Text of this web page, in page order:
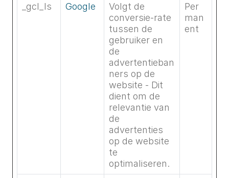
_gcl_ls Google
Volgt de
conversie-rate
tussen de
gebruiker en
de
advertentieban
ners op de
website - Dit
dient om de
relevantie van
de
advertenties
op de website
te
optimaliseren.
Per
man
ent